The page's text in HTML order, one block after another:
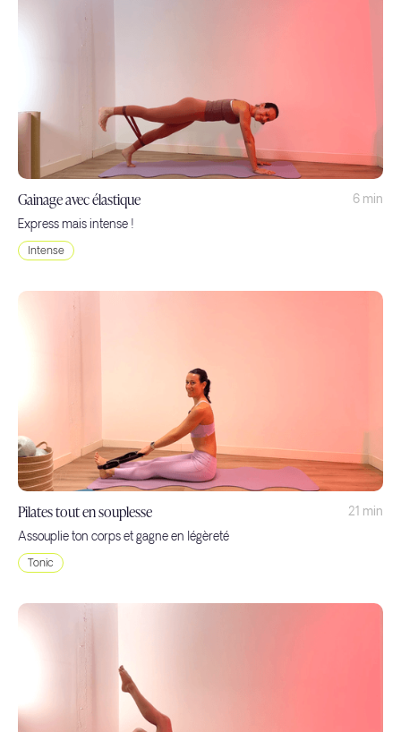
Gainage avec élastique
6 min
Express mais intense !
Intense
Pilates tout en souplesse
21 min
Assouplie ton corps et gagne en légèreté
Tonic